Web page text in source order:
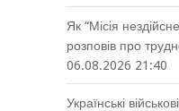
Як “Місія
розповів про
06.08.2026 21:40
Українські